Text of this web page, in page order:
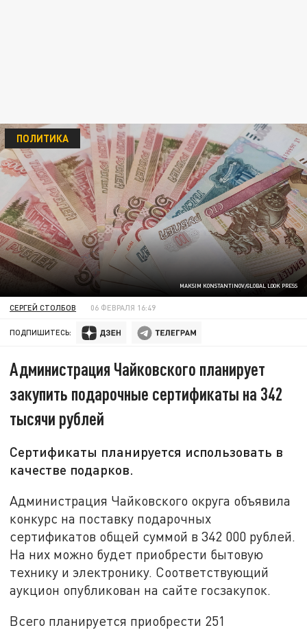
MAKSIM KONSTANTINOV/GLOBAL LOOK PRESS
ПОЛИТИКА
СЕРГЕЙ СТОЛБОВ 06 ФЕВРАЛЯ 16:49
ПОДПИШИТЕСЬ:
Администрация Чайковского планирует
закупить подарочные сертификаты на 342
тысячи рублей
Сертификаты планируется использовать в
качестве подарков.
Администрация Чайковского округа объявила
конкурс на поставку подарочных
сертификатов общей суммой в 342 000 рублей.
На них можно будет приобрести бытовую
технику и электронику. Соответствующий
аукцион опубликован на сайте госзакупок.
Всего планируется приобрести 251